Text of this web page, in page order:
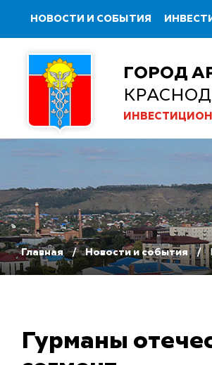
НОВОСТИ И СОБЫТИЯ
ГОРОД
Главная Новости и события
Гурманы